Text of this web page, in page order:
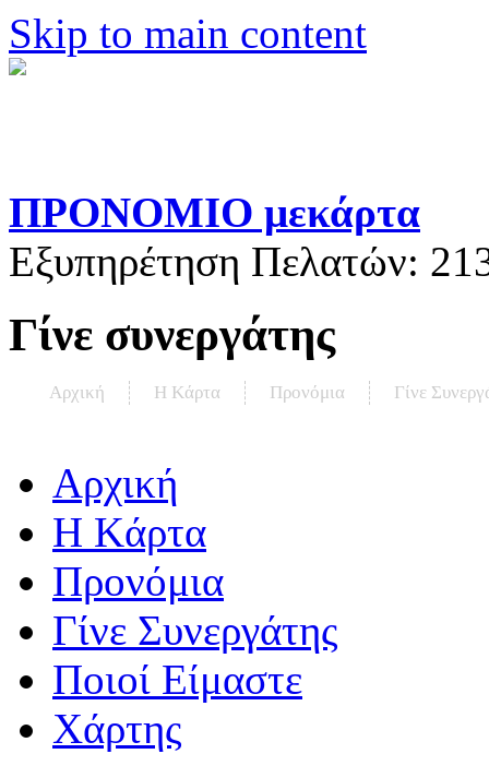
Skip to main content
ΠΡΟΝΟΜΙΟ μεκάρτα
Εξυπηρέτηση Πελατών:
Γίνε συνεργάτης
Αρχική Η Kάρτα Προνόμια Γίνε
Αρχική
Η Kάρτα
Προνόμια
Γίνε Συνεργάτης
Ποιοί Είμαστε
Χάρτης